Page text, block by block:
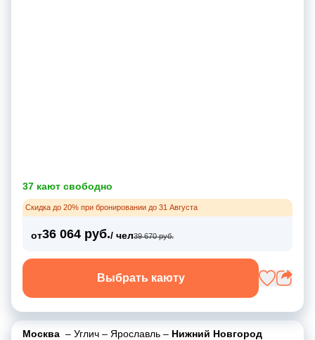
37 кают свободно
Скидка до 20% при бронировании до 31 Августа
от36 064 руб./ чел39 670 руб.
Выбрать каюту
Москва – Углич – Ярославль – Нижний Новгород